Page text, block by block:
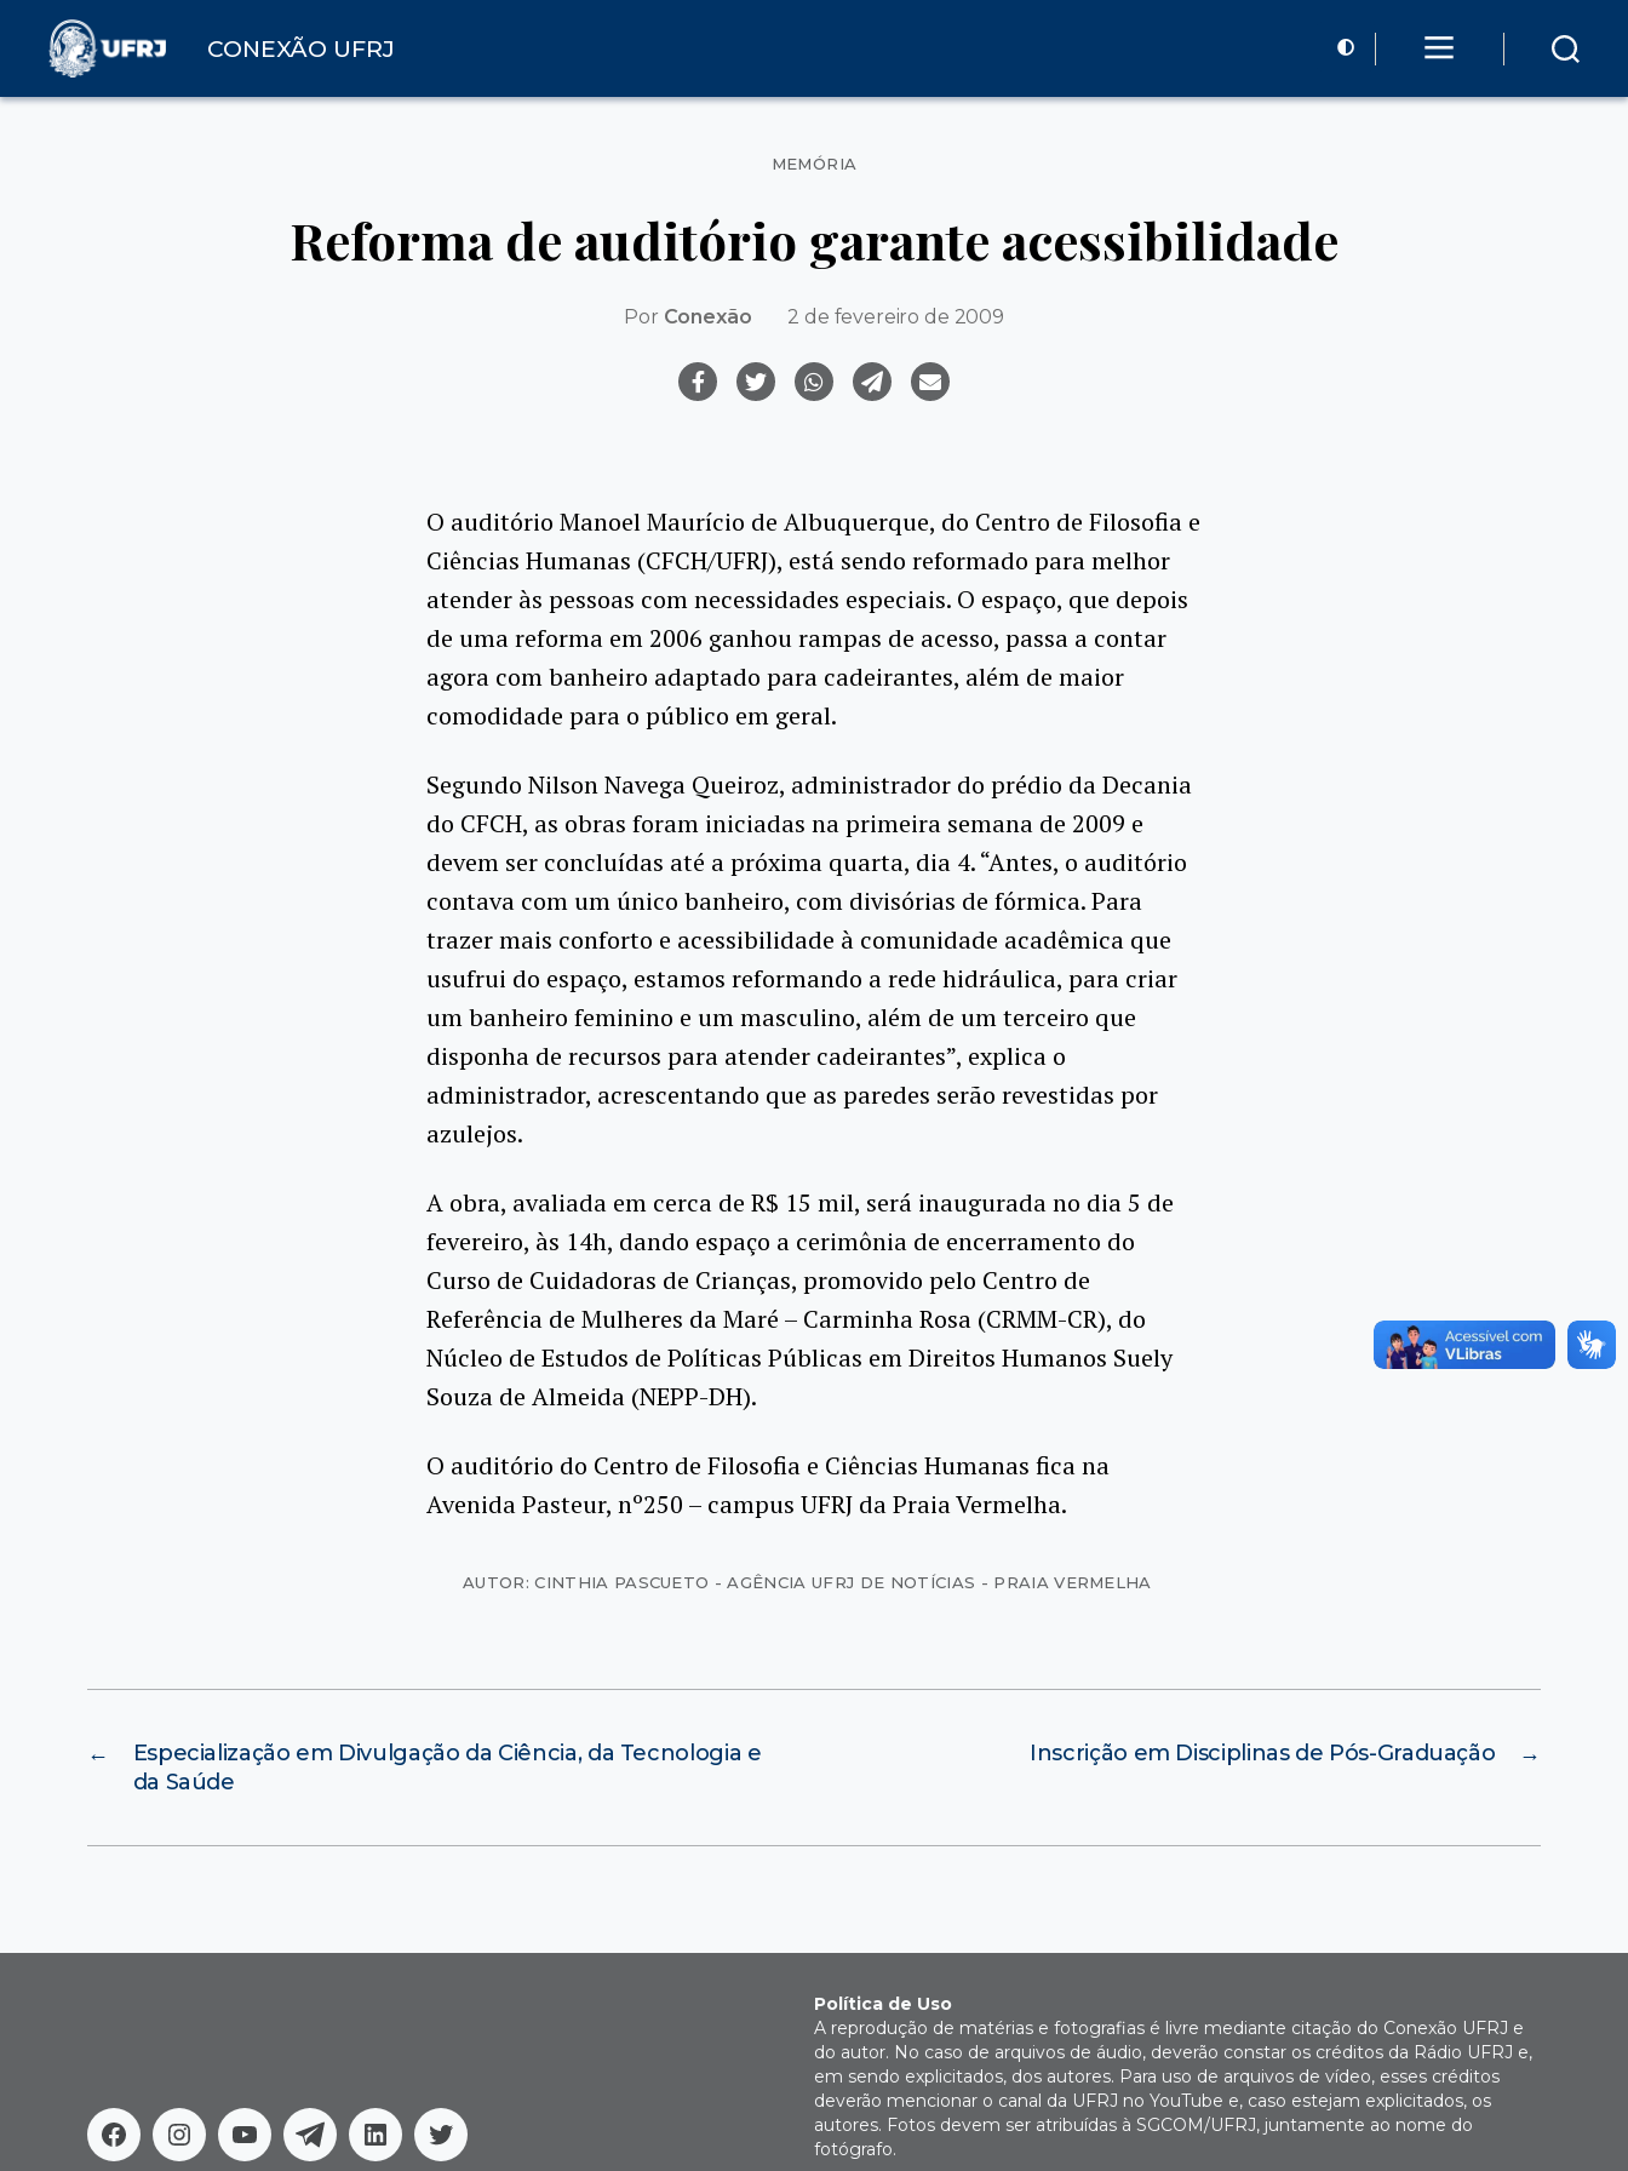
CONEXÃO UFRJ
Categorias
MEMÓRIA
Reforma de auditório garante acessibilidade
Por Conexão 2 de fevereiro de 2009
O auditório Manoel Maurício de Albuquerque, do Centro de Filosofia e
Ciências Humanas (CFCH/UFRJ), está sendo reformado para melhor
atender às pessoas com necessidades especiais. O espaço, que depois
de uma reforma em 2006 ganhou rampas de acesso, passa a contar
agora com banheiro adaptado para cadeirantes, além de maior
comodidade para o público em geral.
Segundo Nilson Navega Queiroz, administrador do prédio da Decania
do CFCH, as obras foram iniciadas na primeira semana de 2009 e
devem ser concluídas até a próxima quarta, dia 4. “Antes, o auditório
contava com um único banheiro, com divisórias de fórmica. Para
trazer mais conforto e acessibilidade à comunidade acadêmica que
usufrui do espaço, estamos reformando a rede hidráulica, para criar
um banheiro feminino e um masculino, além de um terceiro que
disponha de recursos para atender cadeirantes”, explica o
administrador, acrescentando que as paredes serão revestidas por
azulejos.
A obra, avaliada em cerca de R$ 15 mil, será inaugurada no dia 5 de
fevereiro, às 14h, dando espaço a cerimônia de encerramento do
Curso de Cuidadoras de Crianças, promovido pelo Centro de
Referência de Mulheres da Maré – Carminha Rosa (CRMM-CR), do
Núcleo de Estudos de Políticas Públicas em Direitos Humanos Suely
Souza de Almeida (NEPP-DH).
O auditório do Centro de Filosofia e Ciências Humanas fica na
Avenida Pasteur, nº250 – campus UFRJ da Praia Vermelha.
AUTOR: CINTHIA PASCUETO - AGÊNCIA UFRJ DE NOTÍCIAS - PRAIA VERMELHA
←
Especialização em Divulgação da Ciência, da Tecnologia e
da Saúde
→
Inscrição em Disciplinas de Pós-Graduação
FacebookInstagram
YoutubeTelegramLinkedinTwitter
Política de Uso
A reprodução de matérias e fotografias é livre mediante citação do Conexão UFRJ e
do autor. No caso de arquivos de áudio, deverão constar os créditos da Rádio UFRJ e,
em sendo explicitados, dos autores. Para uso de arquivos de vídeo, esses créditos
deverão mencionar o canal da UFRJ no YouTube e, caso estejam explicitados, os
autores. Fotos devem ser atribuídas à SGCOM/UFRJ, juntamente ao nome do
fotógrafo.